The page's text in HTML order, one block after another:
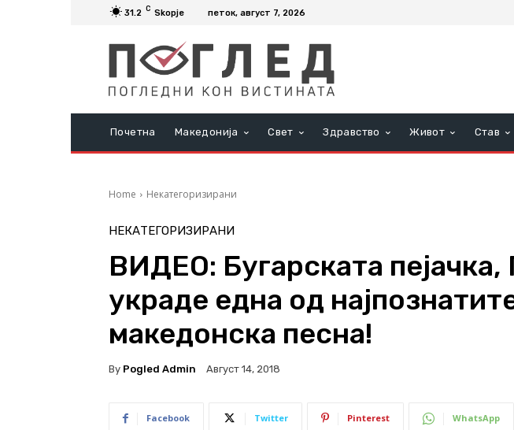
31.2 C Skopje петок, август 7, 2026
Почетна Македонија Свет Здравство Живот Став
Home Некатегоризирани
НЕКАТЕГОРИЗИРАНИ
ВИДЕО: Бугарската пејачка,
украде една од
македонска песна!
By Pogled Admin Август 14, 2018
Facebook Twitter Pinterest WhatsApp